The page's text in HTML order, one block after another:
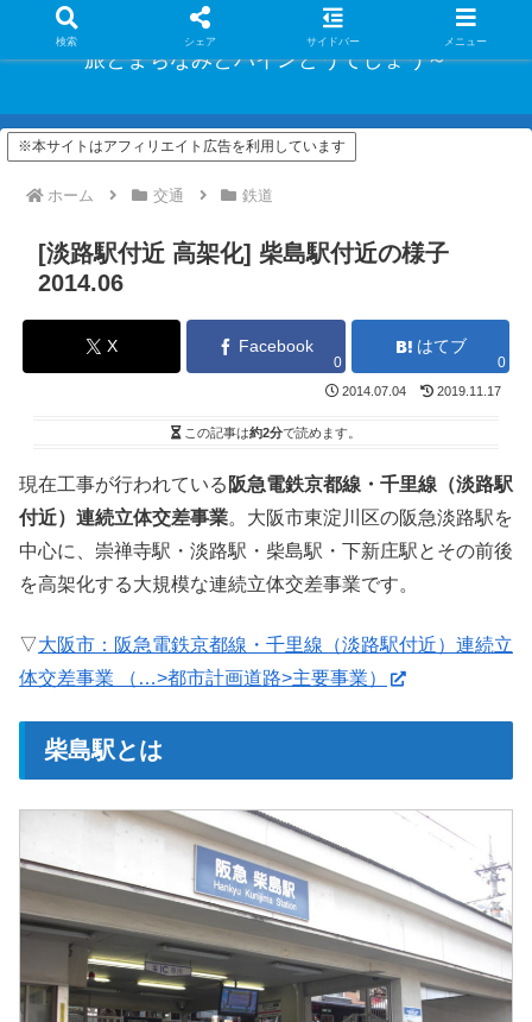
旅とまちなみとパインどうでしょう～
※本サイトはアフィリエイト広告を利用しています
ホーム 交通 鉄道
[淡路駅付近 高架化] 柴島駅付近の様子
2014.06
X Facebook
0
はてブ
0
2014.07.04 2019.11.17
この記事は約2分で読めます。
現在工事が行われている 阪急電鉄京都線・千里線（淡路駅
付近）連続立体交差事業。大阪市東淀川区の阪急淡路駅を
中心に、崇禅寺駅・淡路駅・柴島駅・下新庄駅とその前後
を高架化する大規模な連続立体交差事業です。
▽大阪市：阪急電鉄京都線・千里線（淡路駅付近）連続立
体交差事業 （…>都市計画道路>主要事業）
柴島駅とは
検索 シェア サイドバー メニュー